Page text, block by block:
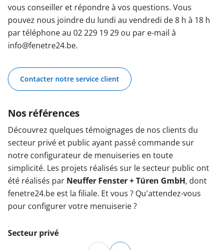
vous conseiller et répondre à vos questions. Vous
pouvez nous joindre du lundi au vendredi de 8 h à 18 h
par téléphone au 02 229 19 29 ou par e-mail à
info@fenetre24.be.
Contacter notre service client
Nos références
Découvrez quelques témoignages de nos clients du
secteur privé et public ayant passé commande sur
notre configurateur de menuiseries en toute
simplicité. Les projets réalisés sur le secteur public ont
été réalisés par Neuffer Fenster + Türen GmbH, dont
fenetre24.be est la filiale. Et vous ? Qu'attendez-vous
pour configurer votre menuiserie ?
Secteur privé